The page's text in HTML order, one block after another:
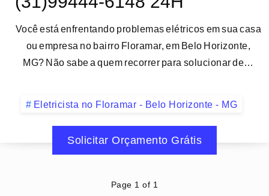
Você está enfrentando problemas elétricos em sua casa
ou empresa no bairro Floramar, em Belo Horizonte,
MG? Não sabe a quem recorrer para solucionar de…
Eletricista no Floramar - Belo Horizonte - MG
Solicitar Orçamento Grátis
Page 1 of 1